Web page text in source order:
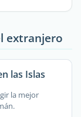
extranjero
las Islas
la mejor